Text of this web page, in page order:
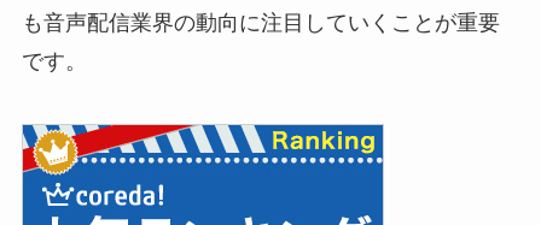
も音声配信業界の動向に注目していくことが重要
です。